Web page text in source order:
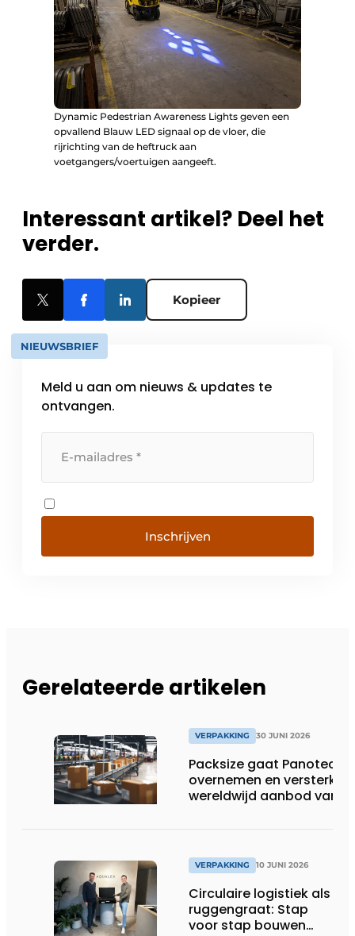
Dynamic Pedestrian Awareness Lights geven een
opvallend Blauw LED signaal op de vloer, die
rijrichting van de heftruck aan
voetgangers/voertuigen aangeeft.
Interessant artikel? Deel het
verder.
Kopieer
NIEUWSBRIEF
Meld u aan om nieuws & updates te
ontvangen.
Inschrijven
Gerelateerde artikelen
VERPAKKING 30 JUNI 2026
Packsize gaat Panotec
overnemen en versterkt
wereldwijd aanbod van
VERPAKKING 10 JUNI 2026
Circulaire logistiek als
ruggengraat: Stap
voor stap bouwen